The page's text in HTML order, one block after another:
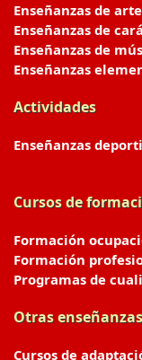
Enseñanzas de
Enseñanzas de
Enseñanzas de
Enseñanzas
Actividades
Enseñanzas
Cursos de
Formación
Formación
Programas de
Otras enseñanzas
Cursos de